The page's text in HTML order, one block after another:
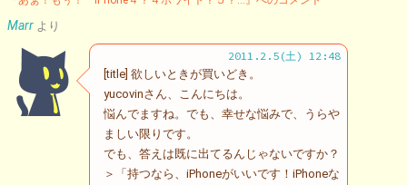
Marr より
2011.2.5(土) 12:48
[title] 欲しいときが買いどき。
yucovinさん、こんにちは。
悩んでますね。でも、幸せな悩みで、うらや
ましい限りです。
でも、答えは既に出てるんじゃないですか？
＞「持つなら、iPhoneがいいです！iPhoneな